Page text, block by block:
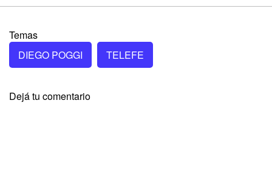
Temas
DIEGO POGGI
TELEFE
Dejá tu comentario